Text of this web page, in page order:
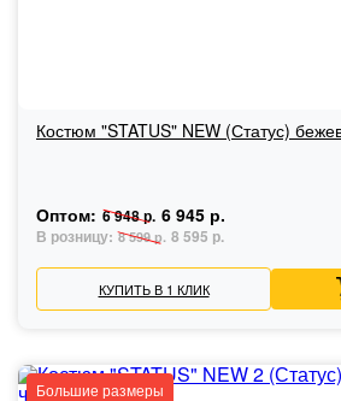
Костюм "STATUS" NEW (Статус)
Оптом: 6 948 р. 6 945 р.
В розницу: 8 599 р. 8 595 р.
КУПИТЬ В 1 КЛИК
Большие размеры